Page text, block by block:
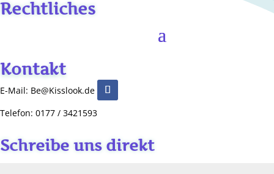
Rechtliches
Kontakt
E-Mail: Be@Kisslook.de
Telefon: 0177 / 3421593
Schreibe uns direkt